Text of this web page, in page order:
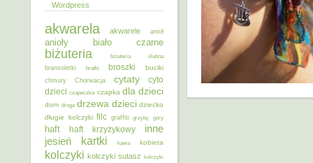
Wordpress
akwarela akwarele anioł
anioły biało czarne
biżuteria
biżuteria ślubna
bransoletki
bratki broszki buciki
chmury Chorwacja cytaty
cyto
dzieci czapeczka czapka dla dzieci
dom droga drzewa dzieci dziecko
długie kolczyki filc graffiti grzyby góry
haft haft krzyżykowy inne
jesień kartki kawa kobieta
kolczyki kolczyki sutasz kolczyki